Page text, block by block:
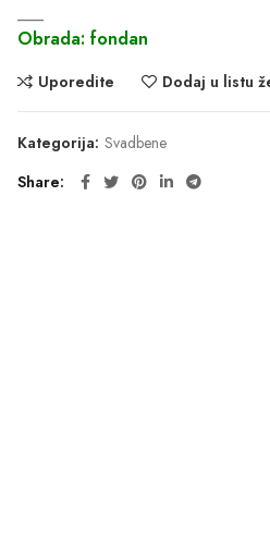
Obrada: fondan
Uporedite Dodaj u listu
Kategorija: Svadbene
Share